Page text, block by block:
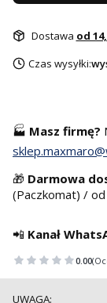
Dostawa od
Czas wysyłki:
🏭 Masz firmę?
🎁 Darmowa
(Paczkomat) /
📲 Kanał
0.00
UWAGA: